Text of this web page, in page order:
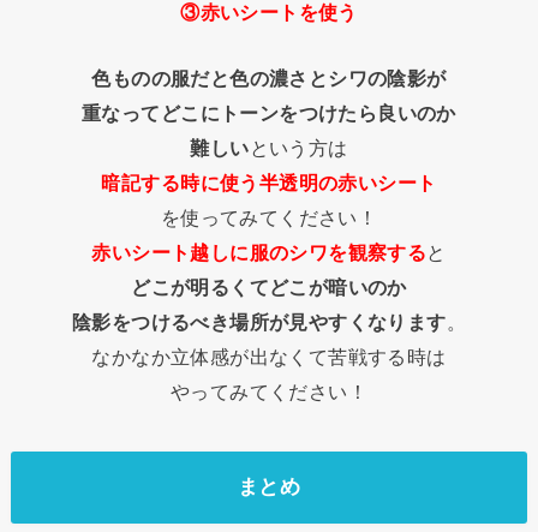
③赤いシートを使う
色ものの服だと色の濃さとシワの陰影が
重なってどこにトーンをつけたら良いのか
難しいという方は
暗記する時に使う半透明の赤いシート
を使ってみてください！
赤いシート越しに服のシワを観察すると
どこが明るくてどこが暗いのか
陰影をつけるべき場所が見やすくなります。
なかなか立体感が出なくて苦戦する時は
やってみてください！
まとめ